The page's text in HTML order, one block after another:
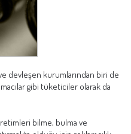
devleşen kurumlarından biri de
gibi tüketiciler olarak da
bilme, bulma ve